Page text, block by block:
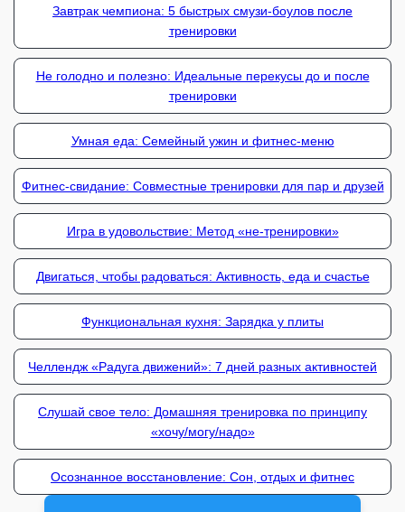
Завтрак чемпиона: 5 быстрых смузи-боулов после
тренировки
Не голодно и полезно: Идеальные перекусы до и после
тренировки
Умная еда: Семейный ужин и фитнес-меню
Фитнес-свидание: Совместные тренировки для пар и друзей
Игра в удовольствие: Метод «не-тренировки»
Двигаться, чтобы радоваться: Активность, еда и счастье
Функциональная кухня: Зарядка у плиты
Челлендж «Радуга движений»: 7 дней разных активностей
Слушай свое тело: Домашняя тренировка по принципу
«хочу/могу/надо»
Осознанное восстановление: Сон, отдых и фитнес